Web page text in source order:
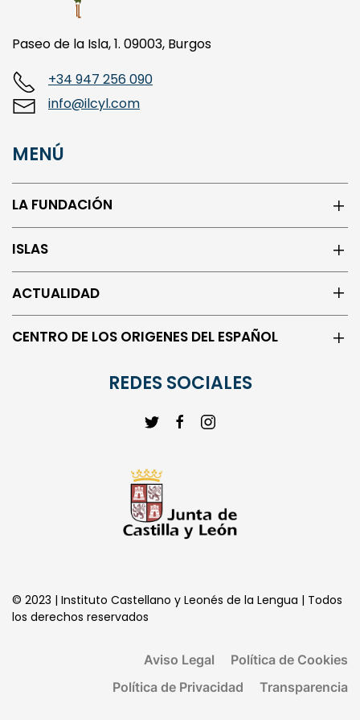
Paseo de la Isla, 1. 09003, Burgos
+34 947 256 090
info@ilcyl.com
MENÚ
LA FUNDACIÓN
ISLAS
ACTUALIDAD
CENTRO DE LOS ORIGENES DEL ESPAÑOL
REDES SOCIALES
© 2023 | Instituto Castellano y Leonés de la Lengua | Todos
los derechos reservados
Aviso Legal
Política de Cookies
Política de Privacidad
Transparencia